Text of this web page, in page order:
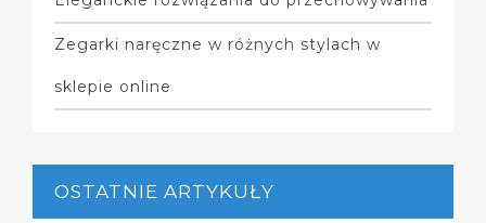
Zegarki naręczne w różnych stylach w
sklepie online
OSTATNIE ARTYKUŁY